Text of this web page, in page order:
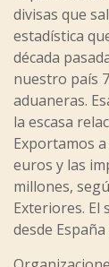
divisas que
estadística
década
nuestro país
aduaneras.
la escasa
Exportamos
euros y las
millones,
Exteriores. El
desde